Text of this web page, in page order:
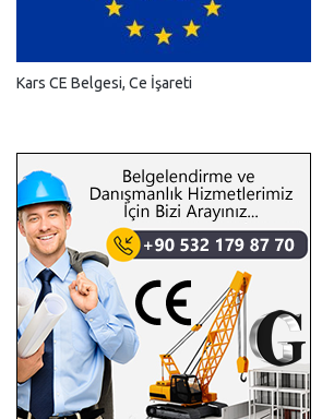
Kars CE Belgesi, Ce İşareti